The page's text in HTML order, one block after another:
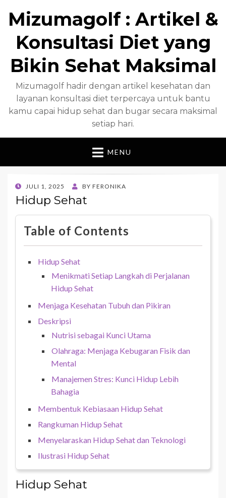
Mizumagolf : Artikel &
Konsultasi Diet yang
Bikin Sehat Maksimal
Mizumagolf hadir dengan artikel kesehatan dan
layanan konsultasi diet terpercaya untuk bantu
kamu capai hidup sehat dan bugar secara maksimal
setiap hari.
MENU
POSTED
ON
JULI 1, 2025 BY FERONIKA
Hidup Sehat
Table of Contents
Hidup Sehat
Menikmati Setiap Langkah di Perjalanan
Hidup Sehat
Menjaga Kesehatan Tubuh dan Pikiran
Deskripsi
Nutrisi sebagai Kunci Utama
Olahraga: Menjaga Kebugaran Fisik dan
Mental
Manajemen Stres: Kunci Hidup Lebih
Bahagia
Membentuk Kebiasaan Hidup Sehat
Rangkuman Hidup Sehat
Menyelaraskan Hidup Sehat dan Teknologi
Ilustrasi Hidup Sehat
Hidup Sehat